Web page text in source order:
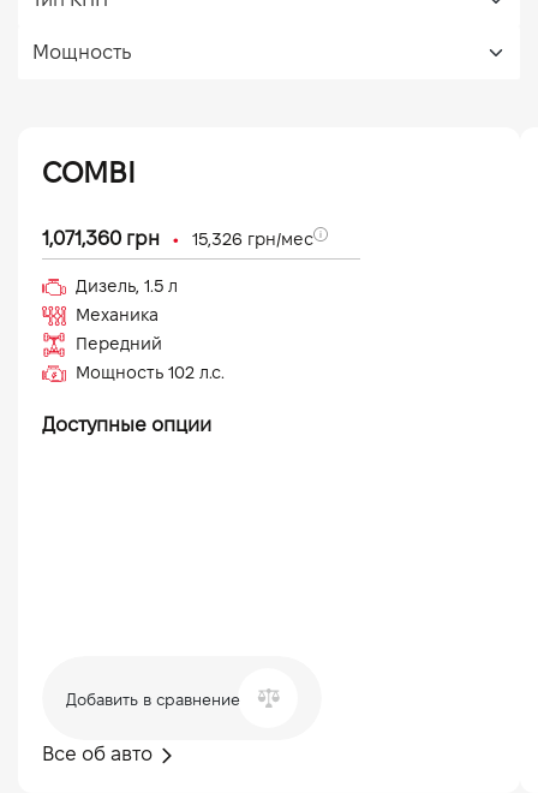
COMBI
1,071,360 грн • 15,326 грн/мес
Дизель, 1.5 л
Механика
Передний
Мощность 102 л.с.
Доступные опции
Все об авто
Добавить в сравнение